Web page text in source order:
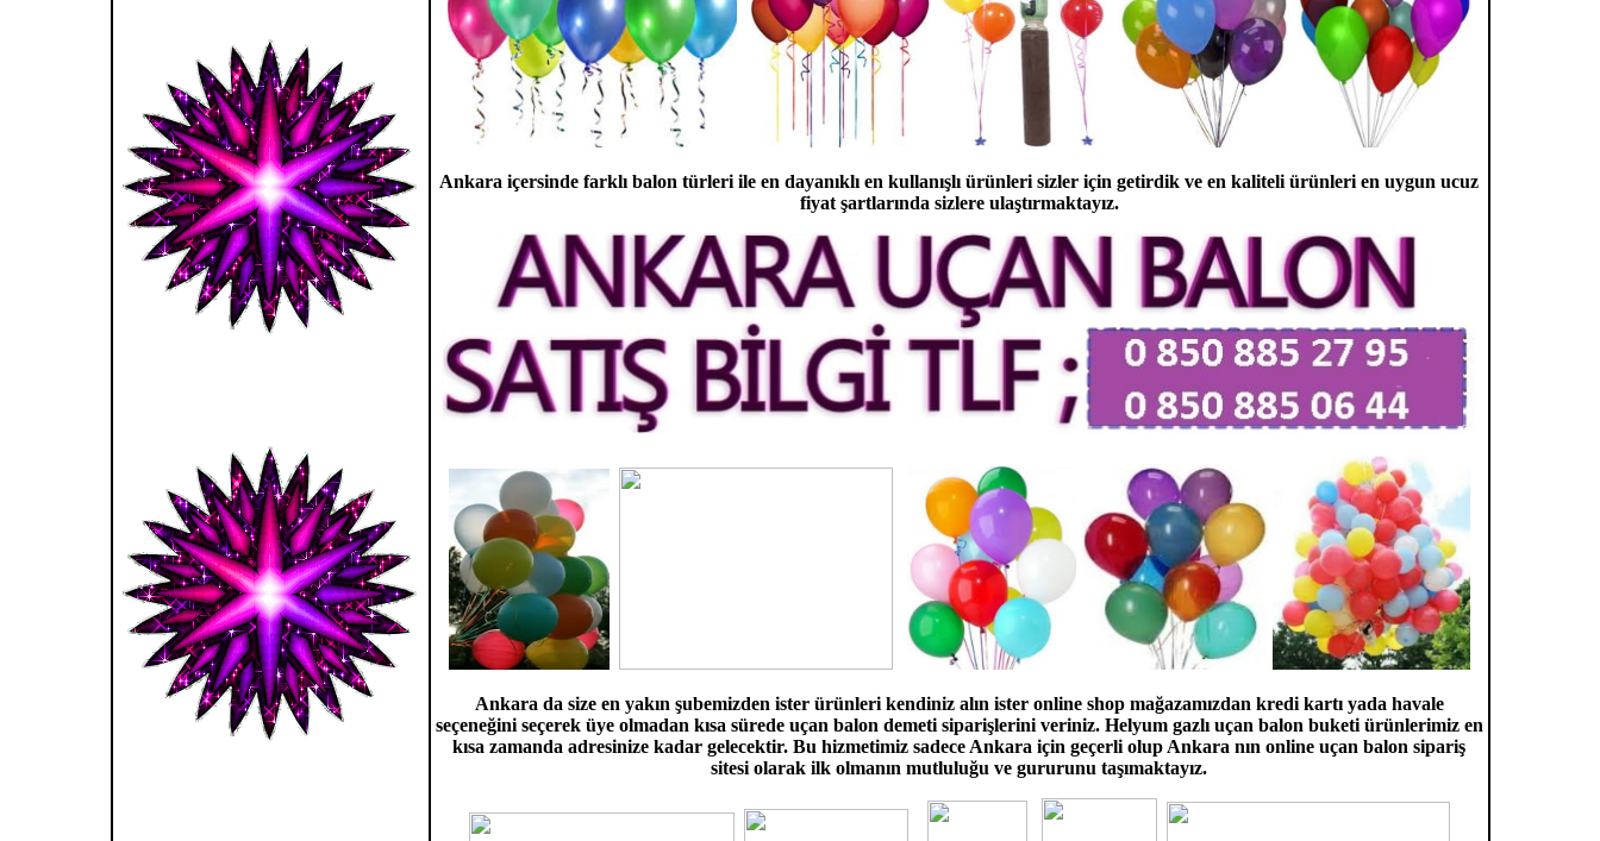
Ankara içersinde farklı balon türleri ile en dayanıklı en kullanışlı ürünleri sizler için getirdik ve en kaliteli ürünleri en uygun ucuz
fiyat şartlarında sizlere ulaştırmaktayız.
Ankara da size en yakın şubemizden ister ürünleri kendiniz alın ister online shop mağazamızdan kredi kartı yada havale
seçeneğini seçerek üye olmadan kısa sürede uçan balon demeti siparişlerini veriniz. Helyum gazlı uçan balon buketi ürünlerimiz en
kısa zamanda adresinize kadar gelecektir. Bu hizmetimiz sadece Ankara için geçerli olup Ankara nın online uçan balon sipariş
sitesi olarak ilk olmanın mutluluğu ve gururunu taşımaktayız.